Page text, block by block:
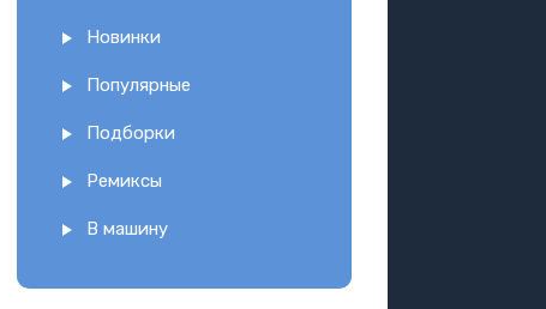
Новинки
Популярные
Подборки
Ремиксы
В машину